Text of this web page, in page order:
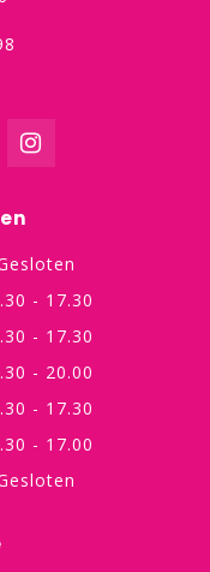
- 17.30
- 17.30
- 20.00
- 17.30
- 17.00